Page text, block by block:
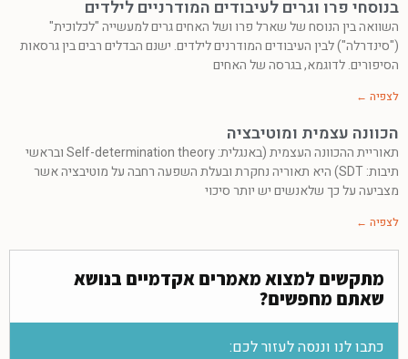
בנוסחי פרו וגרים לעיבודים המודרניים לילדים
השוואה בין הנוסח של שארל פרו ושל האחים גרים למעשייה "לכלוכית"
("סינדרלה") לבין העיבודים המודרנים לילדים. ישנם הבדלים רבים בין גרסאות
הסיפורים. לדוגמא, בגרסה של האחים
לצפיה ←
הכוונה עצמית ומוטיבציה
תאוריית ההכוונה העצמית (באנגלית: Self-determination theory ובראשי
תיבות: SDT) היא תאוריה נחקרת ובעלת השפעה רחבה על מוטיבציה אשר
מצביעה על כך שלאנשים יש יותר סיכוי
לצפיה ←
מתקשים למצוא מאמרים אקדמיים בנושא
שאתם מחפשים?
כתבו לנו וננסה לעזור לכם: